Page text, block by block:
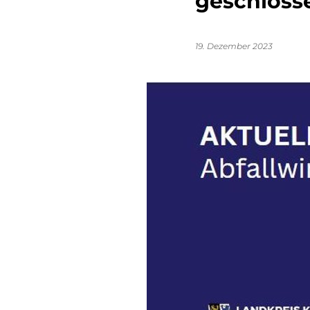
19. Dezember 2023